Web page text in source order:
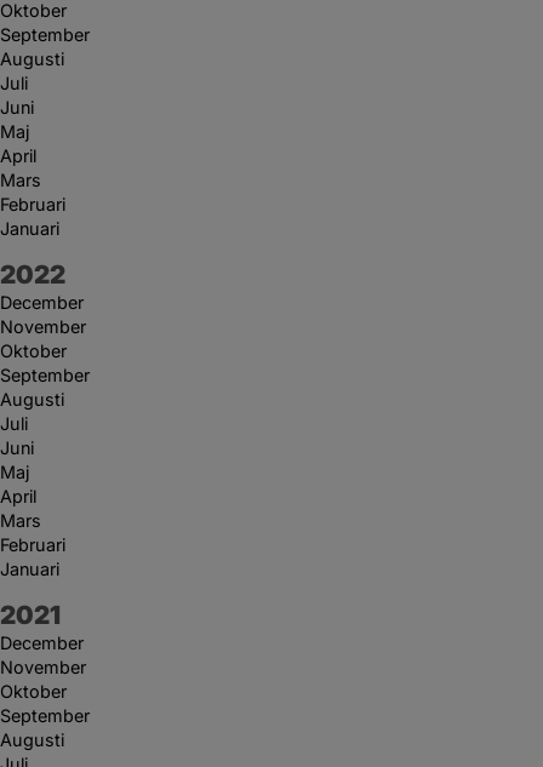
Oktober
September
Augusti
Juli
Juni
Maj
April
Mars
Februari
Januari
År:
2022
December
November
Oktober
September
Augusti
Juli
Juni
Maj
April
Mars
Februari
Januari
År:
2021
December
November
Oktober
September
Augusti